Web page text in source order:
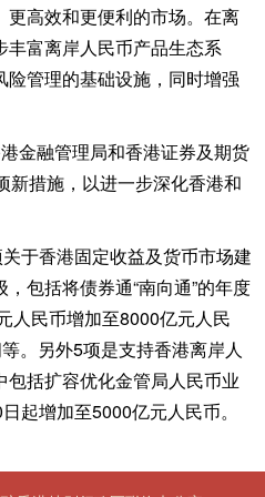
高效和更便利的市场。在离
丰富离岸人民币产品生态系
管理的基础设施，同时增强
融管理局和香港证券及期货
新措施，以进一步深化香港和
香港固定收益及货币市场建
包括将债券通“南向通”的年度
人民币增加至8000亿元人民
。另外5项是支持香港离岸人
括扩容优化金管局人民币业
起增加至5000亿元人民币。